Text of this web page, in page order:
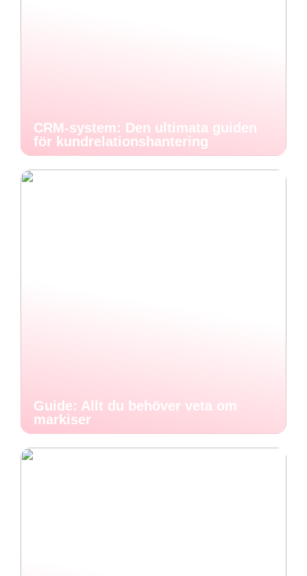
CRM-system: Den ultimata guiden
för kundrelationshantering
Guide: Allt du behöver veta om
markiser